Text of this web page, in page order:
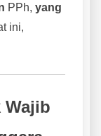
PPh, yang
ini,
Wajib